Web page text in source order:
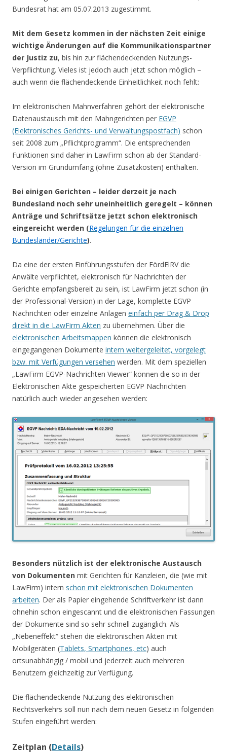
Bundesrat hat am 05.07.2013 zugestimmt.
Mit dem Gesetz kommen in der nächsten Zeit einige
wichtige Änderungen auf die Kommunikationspartner
der Justiz zu, bis hin zur flächendeckenden Nutzungs-
Verpflichtung. Vieles ist jedoch auch jetzt schon möglich –
auch wenn die flächendeckende Einheitlichkeit noch fehlt:
Im elektronischen Mahnverfahren gehört der elektronische
Datenaustausch mit den Mahngerichten per EGVP
(Elektronisches Gerichts- und Verwaltungspostfach) schon
seit 2008 zum „Pflichtprogramm“. Die entsprechenden
Funktionen sind daher in LawFirm schon ab der Standard-
Version im Grundumfang (ohne Zusatzkosten) enthalten.
Bei einigen Gerichten – leider derzeit je nach
Bundesland noch sehr uneinheitlich geregelt – können
Anträge und Schriftsätze jetzt schon elektronisch
eingereicht werden (Regelungen für die einzelnen
Bundesländer/Gerichte).
Da eine der ersten Einführungsstufen der FördElRV die
Anwälte verpflichtet, elektronisch für Nachrichten der
Gerichte empfangsbereit zu sein, ist LawFirm jetzt schon (in
der Professional-Version) in der Lage, komplette EGVP
Nachrichten oder einzelne Anlagen einfach per Drag & Drop
direkt in die LawFirm Akten zu übernehmen. Über die
elektronischen Arbeitsmappen können die elektronisch
eingegangenen Dokumente intern weitergeleitet, vorgelegt
bzw. mit Verfügungen versehen werden. Mit dem speziellen
„LawFirm EGVP-Nachrichten Viewer“ können die so in der
Elektronischen Akte gespeicherten EGVP Nachrichten
natürlich auch wieder angesehen werden:
Besonders nützlich ist der elektronische Austausch
von Dokumenten mit Gerichten für Kanzleien, die (wie mit
LawFirm) intern schon mit elektronischen Dokumenten
arbeiten. Der als Papier eingehende Schriftverkehr ist dann
ohnehin schon eingescannt und die elektronischen Fassungen
der Dokumente sind so sehr schnell zugänglich. Als
„Nebeneffekt“ stehen die elektronischen Akten mit
Mobilgeräten (Tablets, Smartphones, etc) auch
ortsunabhängig / mobil und jederzeit auch mehreren
Benutzern gleichzeitig zur Verfügung.
Die flächendeckende Nutzung des elektronischen
Rechtsverkehrs soll nun nach dem neuen Gesetz in folgenden
Stufen eingeführt werden:
Zeitplan (Details)